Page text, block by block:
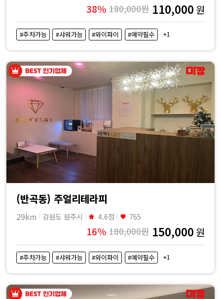
38% 180,000원 110,000 원
#주차가능 #샤워가능 #와이파이 #예약필수 +1
(반곡동) 주얼리테라피
29km 강원도 원주시 4.6점 765
16% 180,000원 150,000 원
#주차가능 #샤워가능 #와이파이 #예약필수 +1